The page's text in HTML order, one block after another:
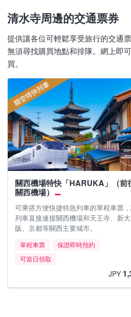
清水寺周邊的交通票券
提供讓各位可輕鬆享受旅行的交通
無須尋找購買地點和排隊。網上即
買。
關西機場特快「HARUKA」（前
關西機場）
可乘搭方便快捷特急列車的單程車票
列車直接連接關西機場和天王寺、新大
阪、京都等關西主要城市。
單程車票
保證即時預約
可當日領取
JPY